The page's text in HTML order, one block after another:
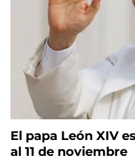
El papa León XIV
al 11 de noviembre